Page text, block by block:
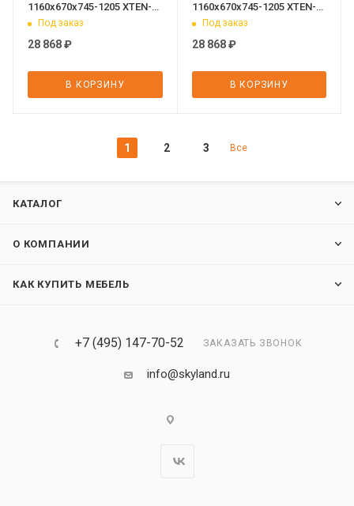
1160х670х745-1205 XTEN-
UPПод заказ
28 868₽
В КОРЗИНУ
1160х670х745-1205 XTEN-
UPПод заказ
28 868₽
В КОРЗИНУ
1 2 3 Все
КАТАЛОГ
О КОМПАНИИ
КАК КУПИТЬ МЕБЕЛЬ
+7 (495) 147-70-52 ЗАКАЗАТЬ ЗВОНОК
info@skyland.ru